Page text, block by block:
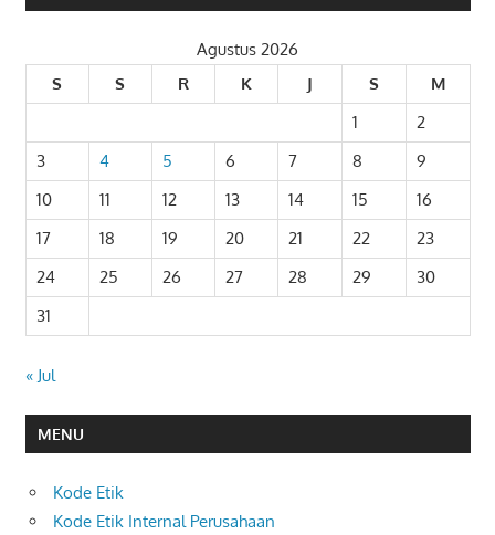
Agustus 2026
S
S R K J S
M
1
2
3
4 5 6 7 8
9
10
11 12 13 14 15
16
17
18 19 20 21 22
23
24
25 26 27 28 29
30
31
« Jul
MENU
Kode Etik
Kode Etik Internal Perusahaan